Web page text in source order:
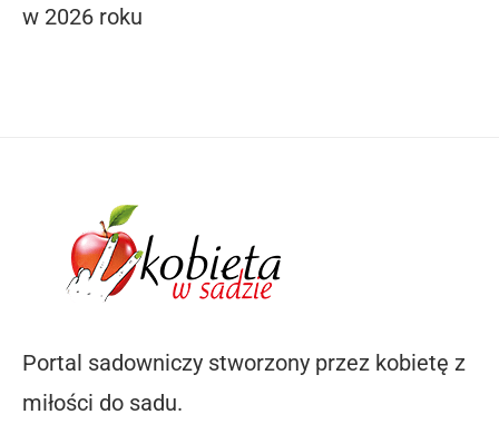
w 2026 roku
Portal sadowniczy stworzony przez kobietę z
miłości do sadu.